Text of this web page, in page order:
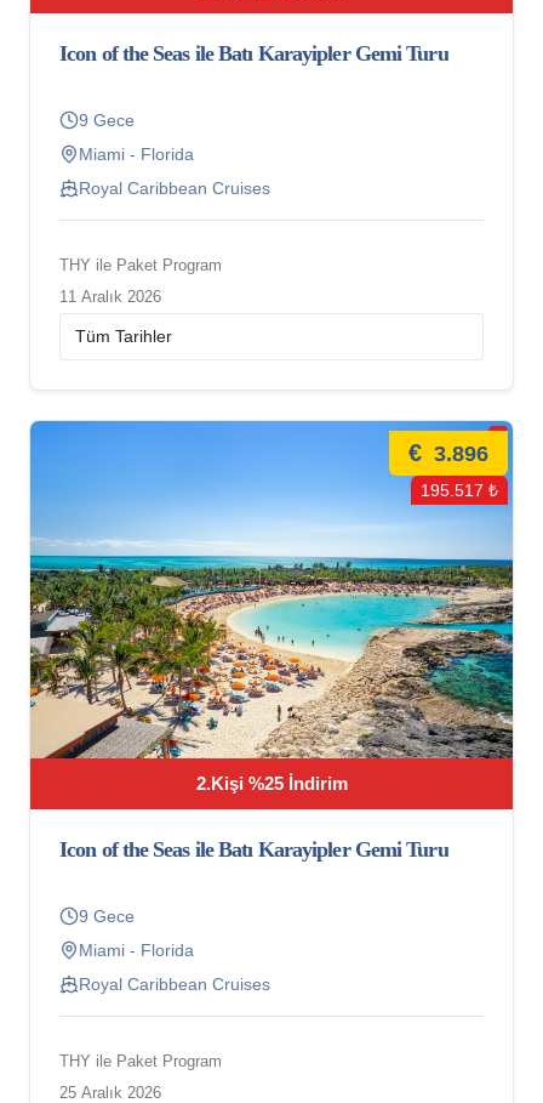
Icon of the Seas ile Batı Karayipler Gemi Turu
9 Gece
Miami - Florida
Royal Caribbean Cruises
THY ile Paket Program
11 Aralık 2026
2.Kişi %25 İndirim
€ 3.896
195.517 ₺
Icon of the Seas ile Batı Karayipler Gemi Turu
9 Gece
Miami - Florida
Royal Caribbean Cruises
THY ile Paket Program
25 Aralık 2026